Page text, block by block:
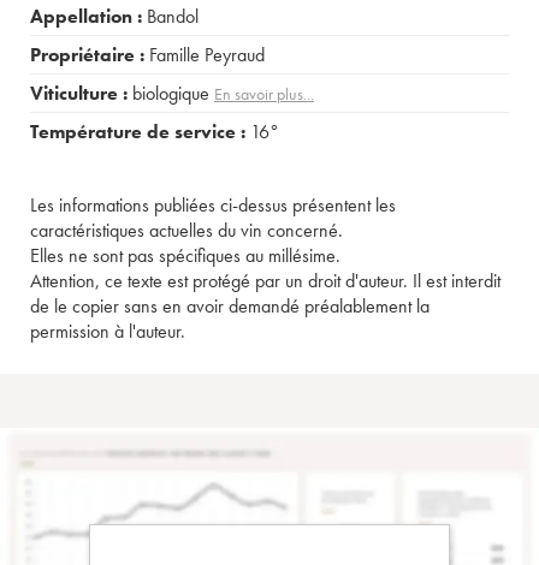
Appellation : Bandol
Propriétaire : Famille Peyraud
Viticulture : biologique En savoir plus...
Température de service : 16°
Les informations publiées ci-dessus présentent les
caractéristiques actuelles du vin concerné.
Elles ne sont pas spécifiques au millésime.
Attention, ce texte est protégé par un droit d'auteur. Il est interdit
de le copier sans en avoir demandé préalablement la
permission à l'auteur.